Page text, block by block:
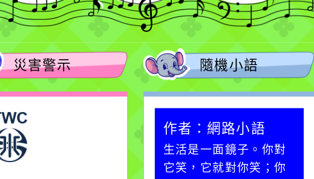
災害警示 隨機小語
作者：網路小語
在實現理想的路途中，
作者：網路小語
生活是一面鏡子。你對
它笑，它就對你笑；你